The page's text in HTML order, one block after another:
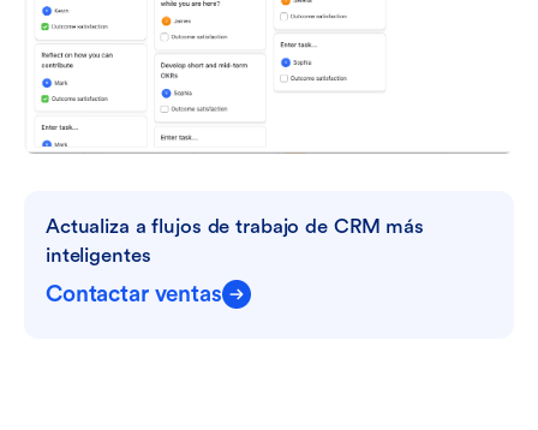
Actualiza a flujos de trabajo de CRM más
inteligentes
Contactar ventas